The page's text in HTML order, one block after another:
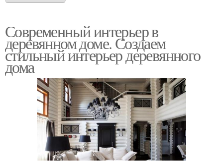
Современный интерьер в
деревянном доме. Создаем
стильный интерьер деревянного
дома